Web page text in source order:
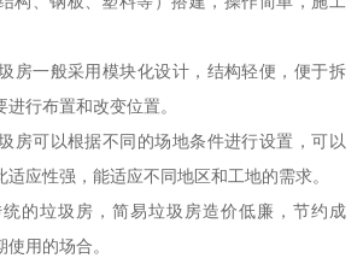
房一般采用模块化设计，结构轻便，便于拆
行布置和改变位置。
房可以根据不同的场地条件进行设置，可以
应性强，能适应不同地区和工地的需求。
的垃圾房，简易垃圾房造价低廉，节约成
用的场合。